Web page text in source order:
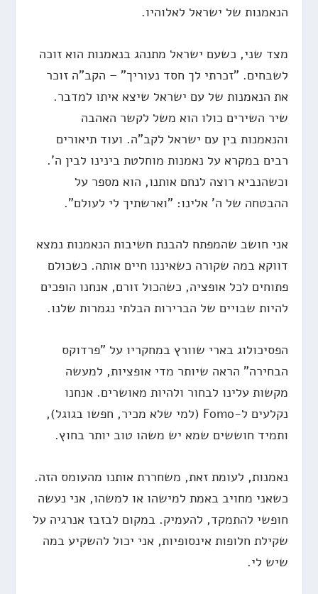
הנאמנות של ישראל לאלוהיו.
מצד שני, כשעם ישראל מתנהג בנאמנות הוא זוכה
לשבחים. "זכרתי לך חסד נעוריך" – הקב"ה זוכר
את הנאמנות של עם ישראל שיצא איתו למדבר.
שיר השירים כולו הוא משל לקשר האהבה
והנאמנות בין עם ישראל לקב"ה. ועוד תיאורים
רבים במקרא על נאמנות מוחלטת בינינו לבין ה'.
וכשהנביא רוצה לנחם אותנו, הוא מספר על
ההבטחה של ה' אלינו: "וארשתיך לי לעולם".
אני חושב שהמפתח להבנת חשיבות הנאמנות נמצא
דווקא במה שקורה כשאיננו חיים אותה. כשכולם
פתוחים לכל אופציה, כשהכול זורם, אנחנו הופכים
להיות שבויים של הברירות הבלתי נגמרות שלנו.
הפסיכולוג בארי שוורץ במחקריו על "פרדוקס
הבחירה" הראה שיותר מדי אופציות, למעשה
מקשות עלינו לבחור ולהיות מאושרים. אנחנו
נקלעים ל-Fomo (למי שלא מכיר, חפשו בגוגל),
ותמיד חוששים שמא יש משהו טוב יותר בחוץ.
נאמנות, לעומת זאת, משחררת אותנו מהעומס הזה.
כשאני מחויב באמת למישהו או למשהו, אני נעשה
חופשי להתמקד, להעמיק. במקום לבזבז אנרגיה על
שקילת חלופות אינסופיות, אני יכול להשקיע במה
שיש לי.